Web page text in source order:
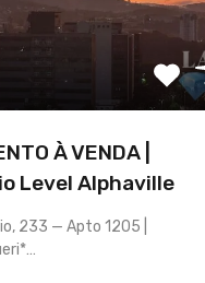
À VENDA |
Level Alphaville
233 — Apto 1205 |